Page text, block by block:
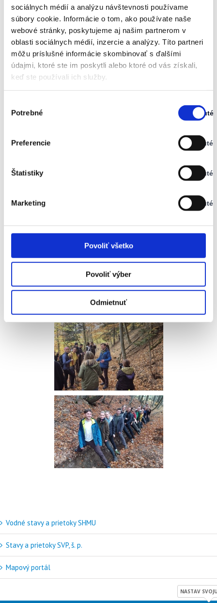
sociálnych médií a analýzu návštevnosti používame
súbory cookie. Informácie o tom, ako používate naše
webové stránky, poskytujeme aj našim partnerom v
oblasti sociálnych médií, inzercie a analýzy. Títo partneri
môžu príslušné informácie skombinovať s ďalšími
údajmi, ktoré ste im poskytli alebo ktoré od vás získali,
keď ste používali ich služby.
súhlasu
Potrebné Zapnuté
Stav:
Preferencie
Vypnuté
Stav:
Štatistiky
Vypnuté
Stav:
Marketing
Vypnuté
Stav:
Povoliť všetko
Povoliť výber
Odmietnuť
Vodné stavy a prietoky SHMU
Stavy a prietoky SVP, š. p.
Mapový portál
NASTAV